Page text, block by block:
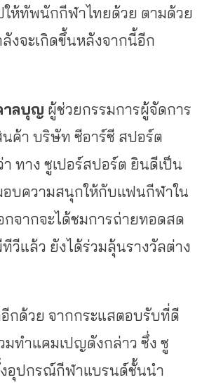
ให้ทัพนักกีฬาไทยด้วย ตามด้วย
งจะเกิดขึ้นหลังจากนี้อีก
าลบุญ ผู้ช่วยกรรมการผู้จัดการ
ค้า บริษัท ซีอาร์ซี สปอร์ต
ทาง ซูเปอร์สปอร์ต ยินดีเป็น
อบความสนุกให้กับแฟนกีฬาใน
กจากจะได้ชมการถ่ายทอดสด
วีแล้ว ยังได้ร่วมลุ้นรางวัลต่าง
กด้วย จากกระแสตอบรับที่ดี
ทำแคมเปญดังกล่าว ซึ่ง ซู
อุปกรณ์กีฬาแบรนด์ชั้นนำ